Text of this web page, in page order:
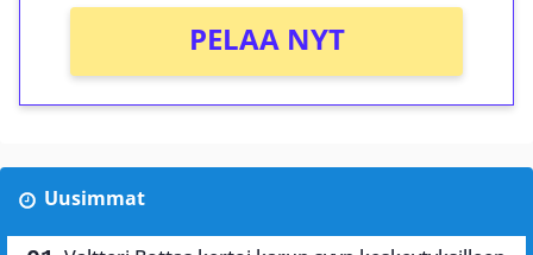
PELAA NYT
Uusimmat